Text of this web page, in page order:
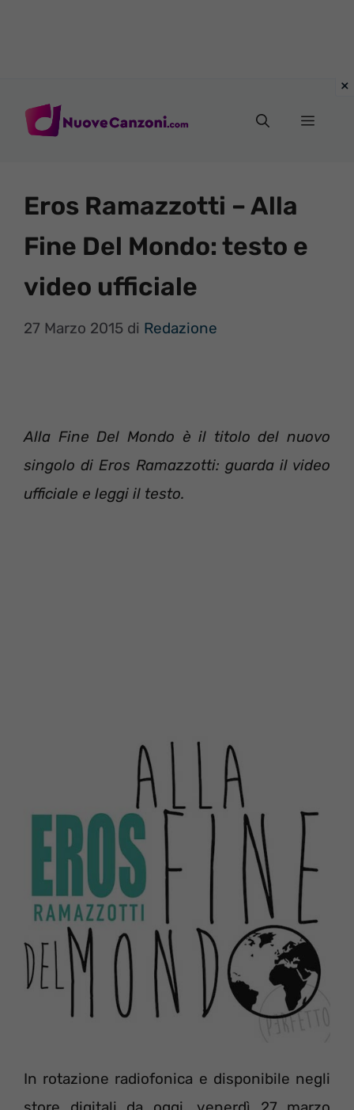
Menu
Eros Ramazzotti – Alla
Fine Del Mondo: testo e
video ufficiale
27 Marzo 2015 di Redazione
Alla Fine Del Mondo è il titolo del nuovo
singolo di Eros Ramazzotti: guarda il video
ufficiale e leggi il testo.
In rotazione radiofonica e disponibile negli